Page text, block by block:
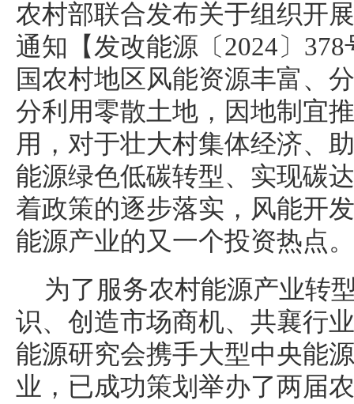
农村部联合发布关于组织开
通知【发改能源〔2024〕
国农村地区风能资源丰富、
分利用零散土地，因地制宜
用，对于壮大村集体经济、
能源绿色低碳转型、实现碳
着政策的逐步落实，风能开
能源产业的又一个投资热点。
为了服务农村能源产业转
识、创造市场商机、共襄行
能源研究会携手大型中央能
业，已成功策划举办了两届